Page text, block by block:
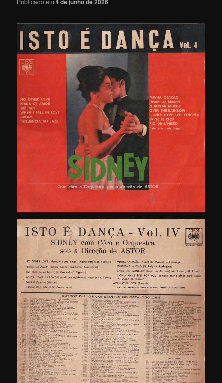
Publicado em4 de junho de 2026